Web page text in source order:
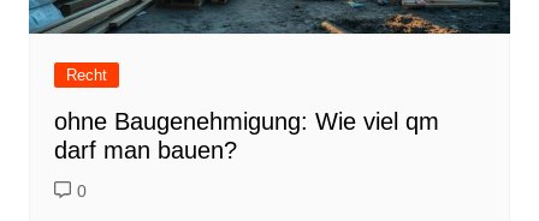
Recht
ohne Baugenehmigung: Wie viel qm
darf man bauen?
0